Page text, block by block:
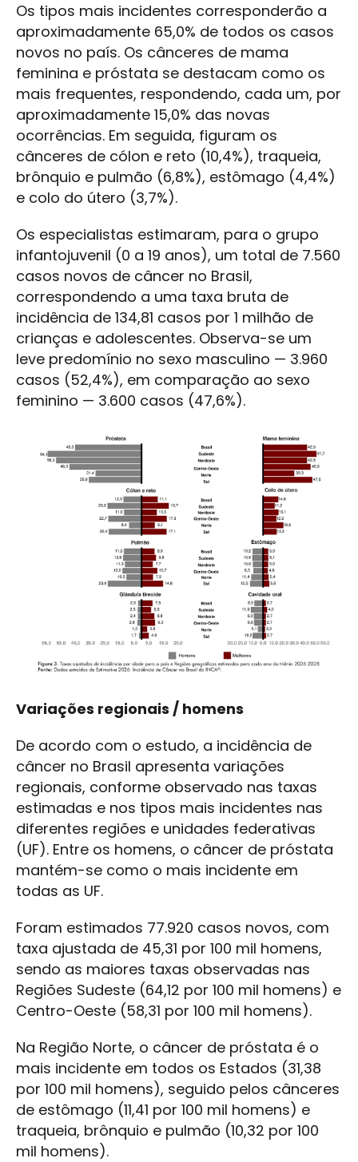
Os tipos mais incidentes corresponderão a
aproximadamente 65,0% de todos os casos
novos no país. Os cânceres de mama
feminina e próstata se destacam como os
mais frequentes, respondendo, cada um, por
aproximadamente 15,0% das novas
ocorrências. Em seguida, figuram os
cânceres de cólon e reto (10,4%), traqueia,
brônquio e pulmão (6,8%), estômago (4,4%)
e colo do útero (3,7%).
Os especialistas estimaram, para o grupo
infantojuvenil (0 a 19 anos), um total de 7.560
casos novos de câncer no Brasil,
correspondendo a uma taxa bruta de
incidência de 134,81 casos por 1 milhão de
crianças e adolescentes. Observa-se um
leve predomínio no sexo masculino — 3.960
casos (52,4%), em comparação ao sexo
feminino — 3.600 casos (47,6%).
Variações regionais / homens
De acordo com o estudo, a incidência de
câncer no Brasil apresenta variações
regionais, conforme observado nas taxas
estimadas e nos tipos mais incidentes nas
diferentes regiões e unidades federativas
(UF). Entre os homens, o câncer de próstata
mantém-se como o mais incidente em
todas as UF.
Foram estimados 77.920 casos novos, com
taxa ajustada de 45,31 por 100 mil homens,
sendo as maiores taxas observadas nas
Regiões Sudeste (64,12 por 100 mil homens) e
Centro-Oeste (58,31 por 100 mil homens).
Na Região Norte, o câncer de próstata é o
mais incidente em todos os Estados (31,38
por 100 mil homens), seguido pelos cânceres
de estômago (11,41 por 100 mil homens) e
traqueia, brônquio e pulmão (10,32 por 100
mil homens).